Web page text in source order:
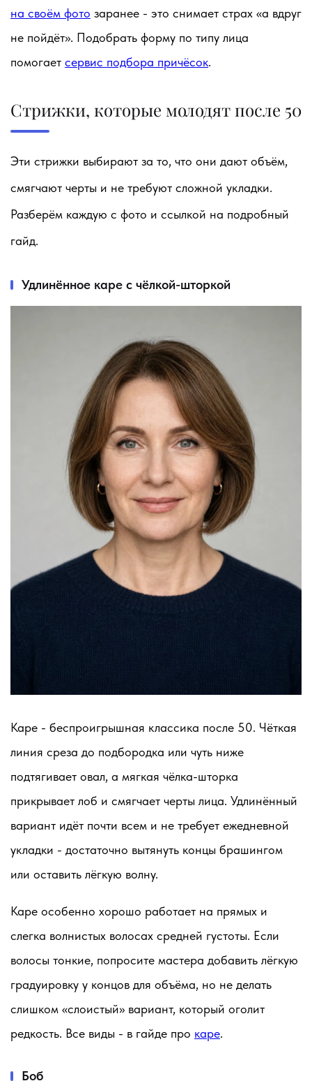
на своём фото заранее - это снимает страх «а вдруг
не пойдёт». Подобрать форму по типу лица
помогает сервис подбора причёсок.
Стрижки, которые молодят после 50
Эти стрижки выбирают за то, что они дают объём,
смягчают черты и не требуют сложной укладки.
Разберём каждую с фото и ссылкой на подробный
гайд.
Удлинённое каре с чёлкой-шторкой
Каре - беспроигрышная классика после 50. Чёткая
линия среза до подбородка или чуть ниже
подтягивает овал, а мягкая чёлка-шторка
прикрывает лоб и смягчает черты лица. Удлинённый
вариант идёт почти всем и не требует ежедневной
укладки - достаточно вытянуть концы брашингом
или оставить лёгкую волну.
Каре особенно хорошо работает на прямых и
слегка волнистых волосах средней густоты. Если
волосы тонкие, попросите мастера добавить лёгкую
градуировку у концов для объёма, но не делать
слишком «слоистый» вариант, который оголит
редкость. Все виды - в гайде про каре.
Боб